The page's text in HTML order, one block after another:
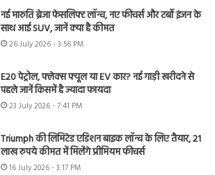
नई मारुति ब्रेजा फेसलिफ्ट लॉन्च, नए फीचर्स और टर्बो इंजन के
साथ आई SUV, जानें क्या है कीमत
26 July 2026 - 3:56 PM
E20 पेट्रोल, फ्लेक्स फ्यूल या EV कार? नई गाड़ी खरीदने से
पहले जानें किसमें है ज्यादा फायदा
23 July 2026 - 7:41 PM
Triumph की लिमिटेड एडिशन बाइक लॉन्च के लिए तैयार, 21
लाख रुपये कीमत में मिलेंगे प्रीमियम फीचर्स
16 July 2026 - 3:17 PM